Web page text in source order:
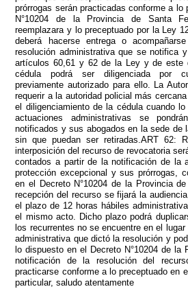
prórrogas serán practicadas conforme a lo
N°10204 de la Provincia de Santa
reemplazara y lo preceptuado por la Ley
deberá hacerse entrega o
resolución administrativa que se notifica
artículos 60,61 y 62 de la Ley y de este
cédula podrá ser diligenciada por
previamente autorizado para ello. La
requerir a la autoridad policial más
el diligenciamiento de la cédula cuando
actuaciones administrativas se
notificados y sus abogados en la sede de
sin que puedan ser retiradas.ART 62:
interposición del recurso de revocatoria
contados a partir de la notificación de la
protección excepcional y sus prórrogas,
en el Decreto N°10204 de la Provincia
recepción del recurso se fijará la
el plazo de 12 horas hábiles
el mismo acto. Dicho plazo podrá
los recurrentes no se encuentre en el
administrativa que dictó la resolución y
lo dispuesto en el Decreto N°10204 de la
notificación de la resolución del
practicarse conforme a lo preceptuado en
particular, saludo atentamente